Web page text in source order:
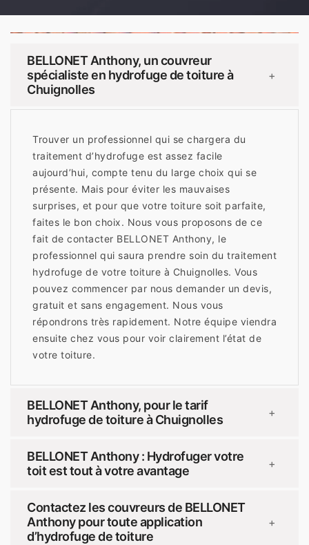
BELLONET Anthony, un couvreur
spécialiste en hydrofuge de toiture à
Chuignolles
+
Trouver un professionnel qui se chargera du
traitement d’hydrofuge est assez facile
aujourd’hui, compte tenu du large choix qui se
présente. Mais pour éviter les mauvaises
surprises, et pour que votre toiture soit parfaite,
faites le bon choix. Nous vous proposons de ce
fait de contacter BELLONET Anthony, le
professionnel qui saura prendre soin du traitement
hydrofuge de votre toiture à Chuignolles. Vous
pouvez commencer par nous demander un devis,
gratuit et sans engagement. Nous vous
répondrons très rapidement. Notre équipe viendra
ensuite chez vous pour voir clairement l’état de
votre toiture.
BELLONET Anthony, pour le tarif
hydrofuge de toiture à Chuignolles
+
BELLONET Anthony : Hydrofuger votre
toit est tout à votre avantage
+
Contactez les couvreurs de BELLONET
Anthony pour toute application
d’hydrofuge de toiture
+